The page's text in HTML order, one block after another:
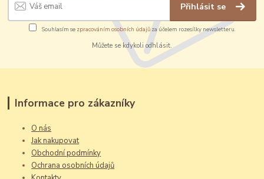
Přihlásit se
Souhlasím se zpracováním osobních údajůza účelem rozesílky newsletteru.
Můžete se kdykoli odhlásit.
Informace pro zákazníky
O nás
Jak nakupovat
Obchodní podmínky
Ochrana osobních údajů